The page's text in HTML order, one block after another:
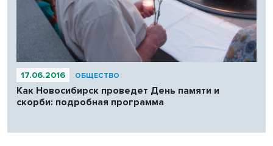
17.06.2016 ОБЩЕСТВО
Как Новосибирск проведет День памяти и
скорби: подробная программа